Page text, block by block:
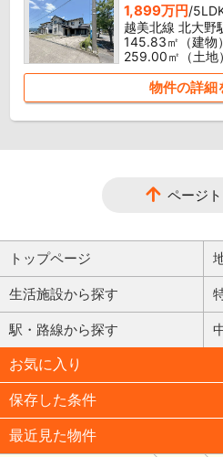
1,899万円/
越美北線 北大野
145.83㎡（建物）
259.00㎡（土地）
物件の詳細
ページ
トップページ
生活施設から探す
駅・路線から探す
お気に入り
保存した条件
最近見た物件